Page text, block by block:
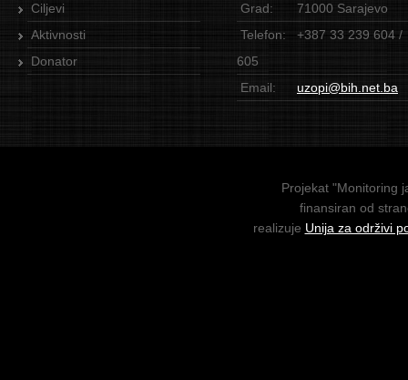
Ciljevi
Aktivnosti
Donator
Grad:
71000 Sarajevo
Telefon:
+387 33 239 604 /
605
Email:
uzopi@bih.net.ba
Projekat "Monitoring
finansiran od
realizuje Unija za održivi